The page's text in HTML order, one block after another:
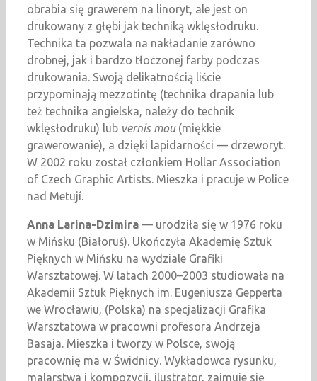
obrabia się grawerem na linoryt, ale jest on
drukowany z głębi jak techniką wklęsłodruku.
Technika ta pozwala na nakładanie zarówno
drobnej, jak i bardzo tłoczonej farby podczas
drukowania. Swoją delikatnością liście
przypominają mezzotintę (technika drapania lub
też technika angielska, należy do technik
wklęsłodruku) lub vernis mou(miękkie
grawerowanie), a dzięki lapidarności — drzeworyt.
W 2002 roku został członkiem Hollar Association
of Czech Graphic Artists. Mieszka i pracuje w Police
nad Metují.
Anna Larina-Dzimira — urodziła się w 1976 roku
w Mińsku (Białoruś). Ukończyła Akademię Sztuk
Pięknych w Mińsku na wydziale Grafiki
Warsztatowej. W latach 2000–2003 studiowała na
Akademii Sztuk Pięknych im. Eugeniusza Gepperta
we Wrocławiu, (Polska) na specjalizacji Grafika
Warsztatowa w pracowni profesora Andrzeja
Basaja. Mieszka i tworzy w Polsce, swoją
pracownię ma w Świdnicy. Wykładowca rysunku,
malarstwa i kompozycji, ilustrator, zajmuje się